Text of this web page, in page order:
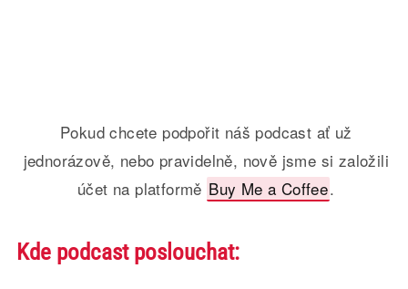
Pokud chcete podpořit náš podcast ať už
jednorázově, nebo pravidelně, nově jsme si založili
účet na platformě Buy Me a Coffee.
Kde podcast poslouchat: